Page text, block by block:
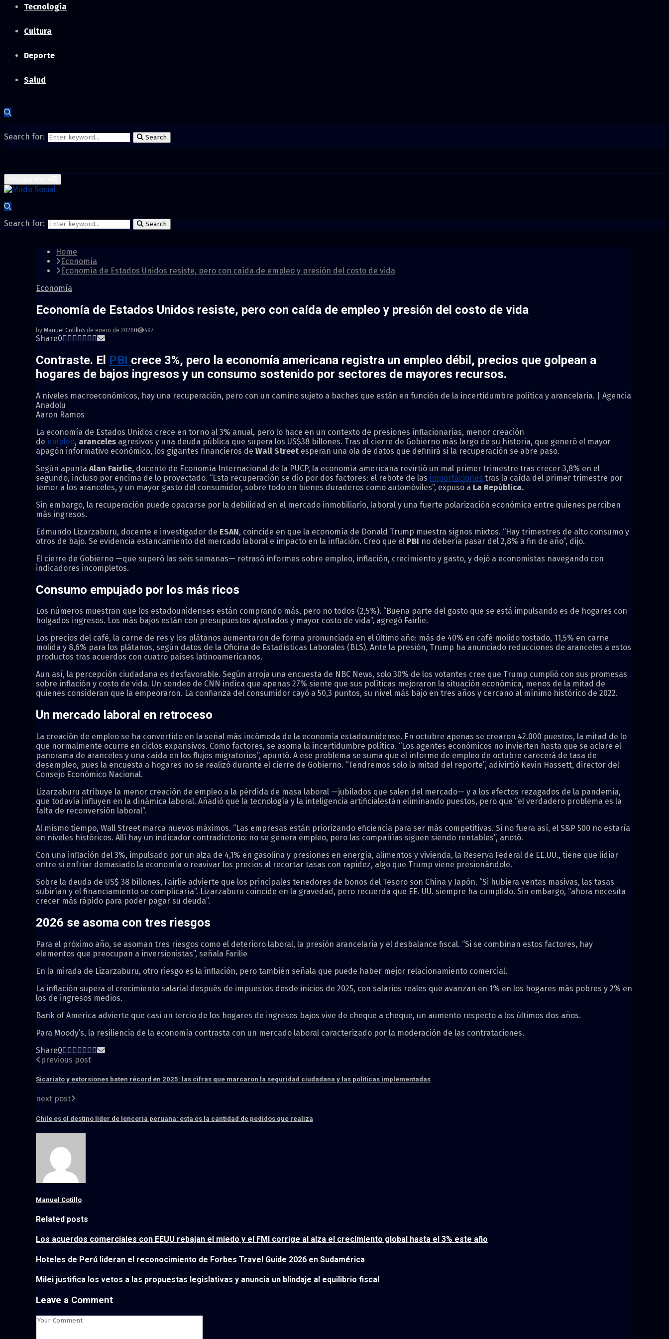
Tecnología
Cultura
Deporte
Salud
Search for: Search
Search for: Search
Home
Economía
Economía de Estados Unidos resiste, pero con caída de empleo y presión del costo de vida
Economía
Economía de Estados Unidos resiste, pero con caída de empleo y presión del costo de vida
by Manuel Cotillo5 de enero de 20260 497
Share0
Contraste. El PBI crece 3%, pero la economía americana registra un empleo débil, precios que golpean a
hogares de bajos ingresos y un consumo sostenido por sectores de mayores recursos.
A niveles macroeconómicos, hay una recuperación, pero con un camino sujeto a baches que están en función de la incertidumbre política y arancelaria. | Agencia
Anadolu
Aaron Ramos
La economía de Estados Unidos crece en torno al 3% anual, pero lo hace en un contexto de presiones inflacionarias, menor creación
de empleo, aranceles agresivos y una deuda pública que supera los US$38 billones. Tras el cierre de Gobierno más largo de su historia, que generó el mayor
apagón informativo económico, los gigantes financieros de Wall Street esperan una ola de datos que definirá si la recuperación se abre paso.
Según apunta Alan Fairlie, docente de Economía Internacional de la PUCP, la economía americana revirtió un mal primer trimestre tras crecer 3,8% en el
segundo, incluso por encima de lo proyectado. “Esta recuperación se dio por dos factores: el rebote de las importaciones tras la caída del primer trimestre por
temor a los aranceles, y un mayor gasto del consumidor, sobre todo en bienes duraderos como automóviles”, expuso a La República.
Sin embargo, la recuperación puede opacarse por la debilidad en el mercado inmobiliario, laboral y una fuerte polarización económica entre quienes perciben
más ingresos.
Edmundo Lizarzaburu, docente e investigador de ESAN, coincide en que la economía de Donald Trump muestra signos mixtos. “Hay trimestres de alto consumo y
otros de bajo. Se evidencia estancamiento del mercado laboral e impacto en la inflación. Creo que el PBI no debería pasar del 2,8% a fin de año”, dijo.
El cierre de Gobierno —que superó las seis semanas— retrasó informes sobre empleo, inflación, crecimiento y gasto, y dejó a economistas navegando con
indicadores incompletos.
Consumo empujado por los más ricos
Los números muestran que los estadounidenses están comprando más, pero no todos (2,5%). “Buena parte del gasto que se está impulsando es de hogares con
holgados ingresos. Los más bajos están con presupuestos ajustados y mayor costo de vida”, agregó Fairlie.
Los precios del café, la carne de res y los plátanos aumentaron de forma pronunciada en el último año: más de 40% en café molido tostado, 11,5% en carne
molida y 8,6% para los plátanos, según datos de la Oficina de Estadísticas Laborales (BLS). Ante la presión, Trump ha anunciado reducciones de aranceles a estos
productos tras acuerdos con cuatro países latinoamericanos.
Aun así, la percepción ciudadana es desfavorable. Según arroja una encuesta de NBC News, solo 30% de los votantes cree que Trump cumplió con sus promesas
sobre inflación y costo de vida. Un sondeo de CNN indica que apenas 27% siente que sus políticas mejoraron la situación económica, menos de la mitad de
quienes consideran que la empeoraron. La confianza del consumidor cayó a 50,3 puntos, su nivel más bajo en tres años y cercano al mínimo histórico de 2022.
Un mercado laboral en retroceso
La creación de empleo se ha convertido en la señal más incómoda de la economía estadounidense. En octubre apenas se crearon 42.000 puestos, la mitad de lo
que normalmente ocurre en ciclos expansivos. Como factores, se asoma la incertidumbre política. “Los agentes económicos no invierten hasta que se aclare el
panorama de aranceles y una caída en los flujos migratorios”, apuntó. A ese problema se suma que el informe de empleo de octubre carecerá de tasa de
desempleo, pues la encuesta a hogares no se realizó durante el cierre de Gobierno. “Tendremos solo la mitad del reporte”, adivirtió Kevin Hassett, director del
Consejo Económico Nacional.
Lizarzaburu atribuye la menor creación de empleo a la pérdida de masa laboral —jubilados que salen del mercado— y a los efectos rezagados de la pandemia,
que todavía influyen en la dinámica laboral. Añadió que la tecnología y la inteligencia artificialestán eliminando puestos, pero que “el verdadero problema es la
falta de reconversión laboral”.
Al mismo tiempo, Wall Street marca nuevos máximos. “Las empresas están priorizando eficiencia para ser más competitivas. Si no fuera así, el S&P 500 no estaría
en niveles históricos. Allí hay un indicador contradictorio: no se genera empleo, pero las compañías siguen siendo rentables”, anotó.
Con una inflación del 3%, impulsado por un alza de 4,1% en gasolina y presiones en energía, alimentos y vivienda, la Reserva Federal de EE.UU., tiene que lidiar
entre si enfriar demasiado la economía o reavivar los precios al recortar tasas con rapidez, algo que Trump viene presionándole.
Sobre la deuda de US$ 38 billones, Fairlie advierte que los principales tenedores de bonos del Tesoro son China y Japón. “Si hubiera ventas masivas, las tasas
subirían y el financiamiento se complicaría”. Lizarzaburu coincide en la gravedad, pero recuerda que EE. UU. siempre ha cumplido. Sin embargo, “ahora necesita
crecer más rápido para poder pagar su deuda”.
2026 se asoma con tres riesgos
Para el próximo año, se asoman tres riesgos como el deterioro laboral, la presión arancelaria y el desbalance fiscal. “Si se combinan estos factores, hay
elementos que preocupan a inversionistas”, señala Farilie
En la mirada de Lizarzaburu, otro riesgo es la inflación, pero también señala que puede haber mejor relacionamiento comercial.
La inflación supera el crecimiento salarial después de impuestos desde inicios de 2025, con salarios reales que avanzan en 1% en los hogares más pobres y 2% en
los de ingresos medios.
Bank of America advierte que casi un tercio de los hogares de ingresos bajos vive de cheque a cheque, un aumento respecto a los últimos dos años.
Para Moody’s, la resiliencia de la economía contrasta con un mercado laboral caracterizado por la moderación de las contrataciones.
Share0
previous post
Sicariato y extorsiones baten récord en 2025: las cifras que marcaron la seguridad ciudadana y las políticas implementadas
next post
Chile es el destino líder de lencería peruana: esta es la cantidad de pedidos que realiza
Manuel Cotillo
Related posts
Los acuerdos comerciales con EEUU rebajan el miedo y el FMI corrige al alza el crecimiento global hasta el 3% este año
Hoteles de Perú lideran el reconocimiento de Forbes Travel Guide 2026 en Sudamérica
Milei justifica los vetos a las propuestas legislativas y anuncia un blindaje al equilibrio fiscal
Leave a Comment